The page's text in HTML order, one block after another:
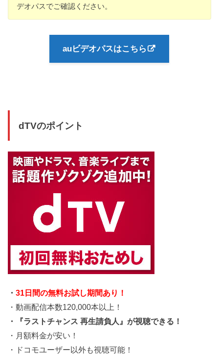
デオパスでご確認ください。
auビデオパスはこちら
dTVのポイント
・31日間の無料お試し期間あり！
・動画配信本数120,000本以上！
・『ラストチャンス 再生請負人』が視聴できる！
・月額料金が安い！
・ドコモユーザー以外も視聴可能！